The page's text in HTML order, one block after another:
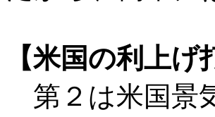
【米国の利上
第２は米国景